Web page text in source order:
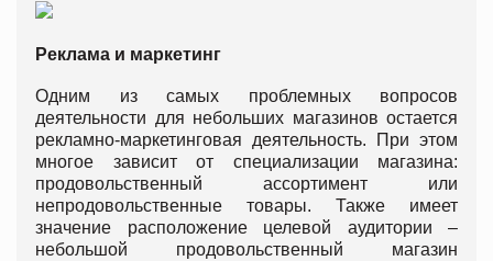
Реклама и маркетинг
Одним из самых проблемных вопросов
деятельности для небольших магазинов остается
рекламно-маркетинговая деятельность. При этом
многое зависит от специализации магазина:
продовольственный ассортимент или
непродовольственные товары. Также имеет
значение расположение целевой аудитории –
небольшой продовольственный магазин